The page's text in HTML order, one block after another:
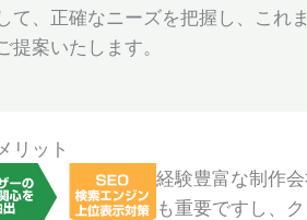
て、正確なニーズを把握し、これ
案いたします。
リット
経験豊富な制作
も重要ですし、